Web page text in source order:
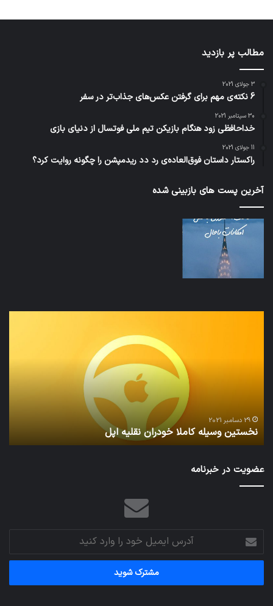
مطالب پر بازدید
3 جولای 2021
6 نکته‌ی مهم برای گرفتن عکس‌های جذاب‌تر در سفر
30 سپتامبر 2021
خداحافظی زود هنگام بازیکن تیم ملی فوتسال از دنیای بازی
11 جولای 2021
راکستار داستان فوق‌العاده‌ی رد دد ریدمپشن را چگونه روایت کرد؟
آخرین پست های بازبینی شده
29 دسامبر 2021
نخستین وسیله کاملا خودران نقلیه اپل
عضویت در خبرنامه
آدرس
ایمیل
خود
وارد